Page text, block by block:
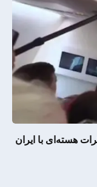
هسته‌ای با ایران